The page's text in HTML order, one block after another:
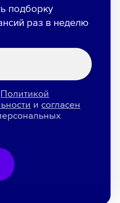
подборку
раз в неделю
Политикой
и согласен